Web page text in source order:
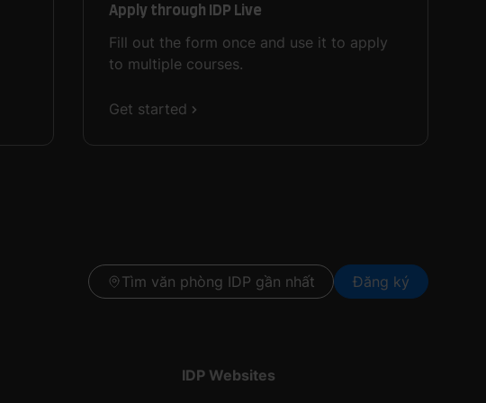
Apply through IDP Live
Fill out the form once and use it to apply
to multiple courses.
Get started
Tìm văn phòng IDP gần nhất Đăng ký
IDP Websites